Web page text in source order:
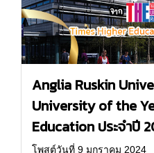
Anglia Ruskin
University of the
Education ประจำปี
โพสต์วันที่ 9 มกราคม 2024